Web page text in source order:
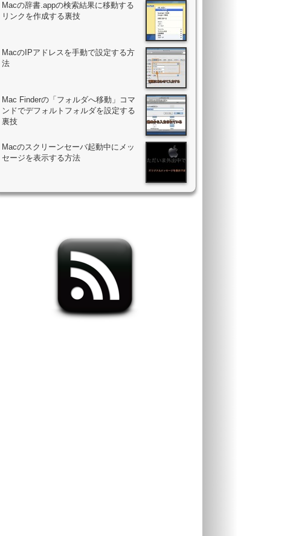
Macの辞書.appの検索結果に移動する
リンクを作成する裏技
MacのIPアドレスを手動で設定する方
法
Mac Finderの「フォルダへ移動」コマ
ンドでデフォルトフォルダを設定する
裏技
Macのスクリーンセーバ起動中にメッ
セージを表示する方法